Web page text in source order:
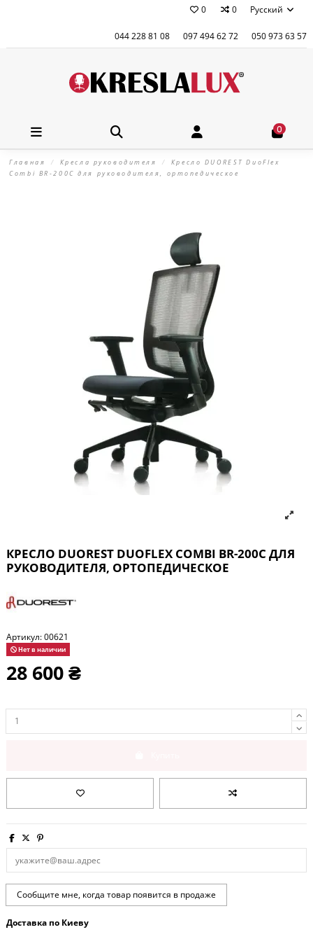
0 0 Русский
044 228 81 08 097 494 62 72 050 973 63 57
0
Главная Кресла руководителя
Кресло DUOREST DuoFlex
Combi BR-200С для руководителя, ортопедическое
КРЕСЛО DUOREST DUOFLEX COMBI BR-200С ДЛЯ
РУКОВОДИТЕЛЯ, ОРТОПЕДИЧЕСКОЕ
Артикул:00621
Нет в наличии
28 600 ₴
Доставка по Киеву